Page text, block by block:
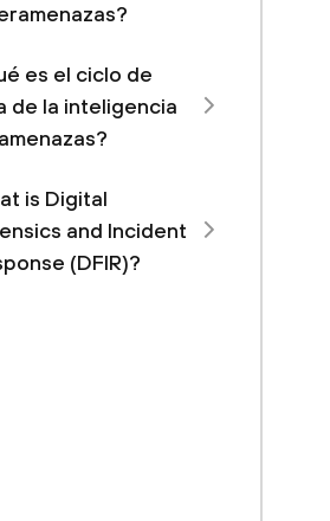
es el ciclo de
de la inteligencia
is Digital
and Incident
(DFIR)?